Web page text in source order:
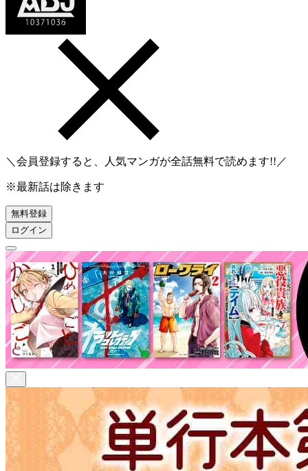
＼会員登録すると、人気マンガが全話無料で読めます!!／
※最新話は除きます
無料登録
ログイン